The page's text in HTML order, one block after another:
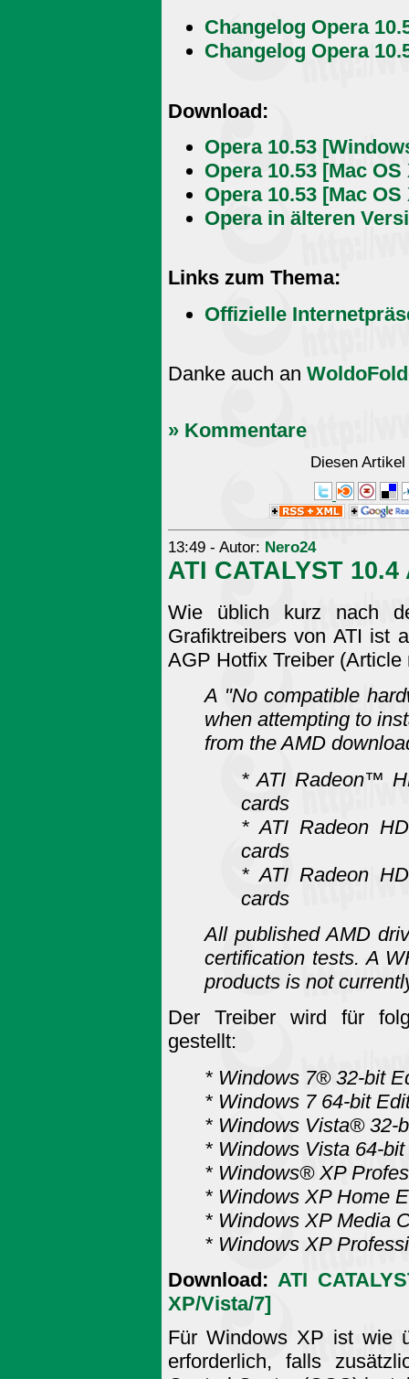
Changelog Opera
Changelog Opera
Download:
Opera 10.53
Opera 10.53 [Mac
Opera 10.53 [Mac
Opera in älteren
Links zum Thema:
Offizielle
Danke auch an
» Kommentare
Diesen
13:49 - Autor: Nero24
ATI CATALYST
Wie üblich kurz nach
Grafiktreibers von ATI ist
AGP Hotfix Treiber
A "No compatible
when attempting to
from the AMD
* ATI Radeon™
cards
* ATI Radeon
cards
* ATI Radeon
cards
All published AMD
certification tests. A
products is not
Der Treiber wird für
gestellt:
* Windows 7® 32-bit
* Windows 7 64-bit
* Windows Vista® 32-
* Windows Vista 64-
* Windows® XP
* Windows XP Home
* Windows XP Media
* Windows XP
Download: ATI
XP/Vista/7]
Für Windows XP ist wie
erforderlich, falls